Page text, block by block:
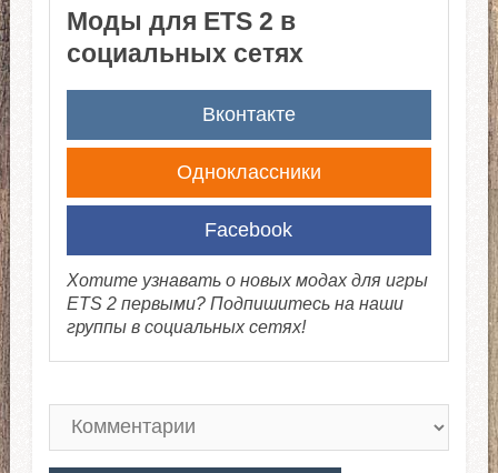
Моды для ETS 2 в
социальных сетях
Вконтакте
Одноклассники
Facebook
Хотите узнавать о новых модах для игры
ETS 2 первыми? Подпишитесь на наши
группы в социальных сетях!